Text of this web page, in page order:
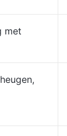
met